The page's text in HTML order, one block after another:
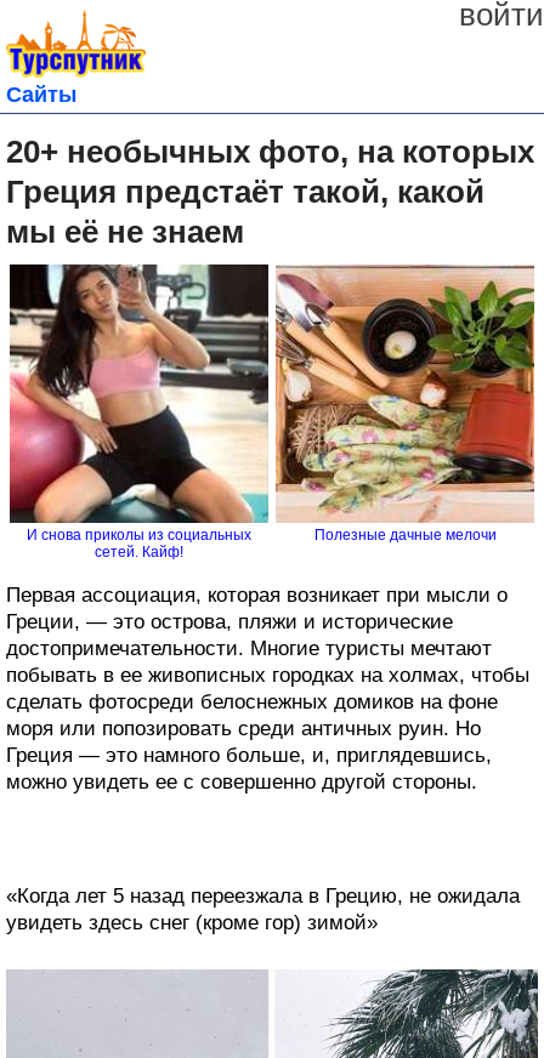
войти
Сайты
20+ необычных фото, на которых
Греция предстаёт такой, какой
мы её не знаем
И снова приколы из социальных
сетей. Кайф!
Полезные дачные мелочи
Первая ассоциация, которая возникает при мысли о
Греции, — это острова, пляжи и исторические
достопримечательности. Многие туристы мечтают
побывать в ее живописных городках на холмах, чтобы
сделать фотосреди белоснежных домиков на фоне
моря или попозировать среди античных руин. Но
Греция — это намного больше, и, приглядевшись,
можно увидеть ее с совершенно другой стороны.
«Когда лет 5 назад переезжала в Грецию, не ожидала
увидеть здесь снег (кроме гор) зимой»